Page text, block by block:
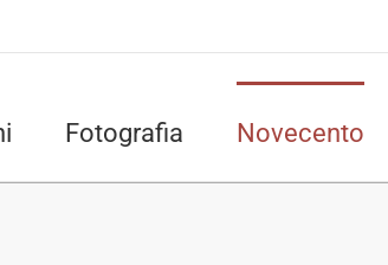
Fotografia Novecento